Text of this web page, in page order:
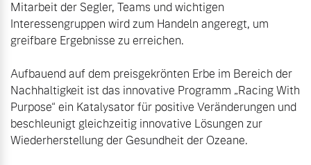
Mitarbeit der Segler, Teams und wichtigen
Interessengruppen wird zum Handeln angeregt, um
greifbare Ergebnisse zu erreichen.
Aufbauend auf dem preisgekrönten Erbe im Bereich der
Nachhaltigkeit ist das innovative Programm „Racing With
Purpose“ ein Katalysator für positive Veränderungen und
beschleunigt gleichzeitig innovative Lösungen zur
Wiederherstellung der Gesundheit der Ozeane.